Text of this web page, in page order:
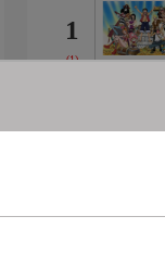
1
(1)